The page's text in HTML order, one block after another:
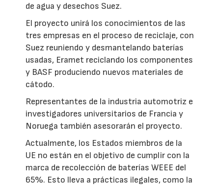
de agua y desechos Suez.
El proyecto unirá los conocimientos de las
tres empresas en el proceso de reciclaje, con
Suez reuniendo y desmantelando baterías
usadas, Eramet reciclando los componentes
y BASF produciendo nuevos materiales de
cátodo.
Representantes de la industria automotriz e
investigadores universitarios de Francia y
Noruega también asesorarán el proyecto.
Actualmente, los Estados miembros de la
UE no están en el objetivo de cumplir con la
marca de recolección de baterías WEEE del
65%. Esto lleva a prácticas ilegales, como la